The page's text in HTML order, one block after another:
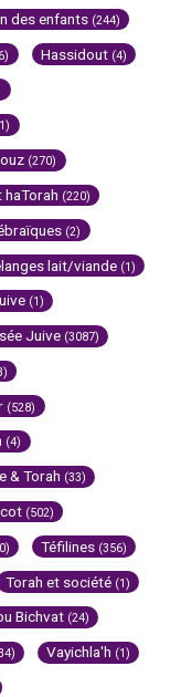
des enfants (244)
Hassidout (4)
(270)
haTorah (220)
(2)
lait/viande (1)
(1)
Juive (3087)
(528)
(4)
& Torah (33)
(502)
Téfilines (356)
Torah et société (1)
Bichvat (24)
Vayichla'h (1)